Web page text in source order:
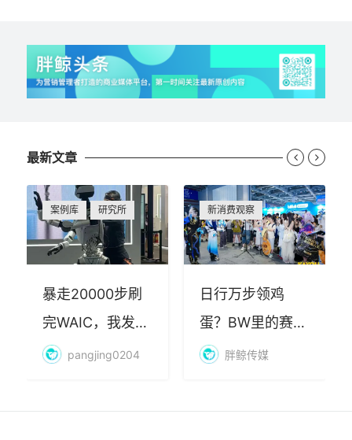
最新文章
案例库 研究所
暴走20000步刷
完WAIC，我发现
AI最赚钱的不是
pangjing0204
新消费观察
日行万步领鸡
蛋？BW里的赛博
朝圣，藏着品牌
胖鲸传媒
 